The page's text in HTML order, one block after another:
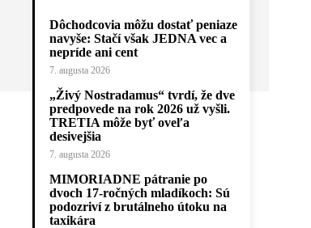
Dôchodcovia môžu dostať peniaze
navyše: Stačí však JEDNA vec a
nepríde ani cent
7. augusta 2026
„Živý Nostradamus“ tvrdí, že dve
predpovede na rok 2026 už vyšli.
TRETIA môže byť oveľa
desivejšia
7. augusta 2026
MIMORIADNE pátranie po
dvoch 17-ročných mladíkoch: Sú
podozriví z brutálneho útoku na
taxikára